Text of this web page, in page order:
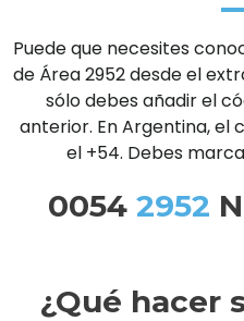
Puede que necesites
de Área 2952 desde el
sólo debes añadir el
anterior. En Argentina, el
el +54. Debes
0054 2952
¿Qué hacer